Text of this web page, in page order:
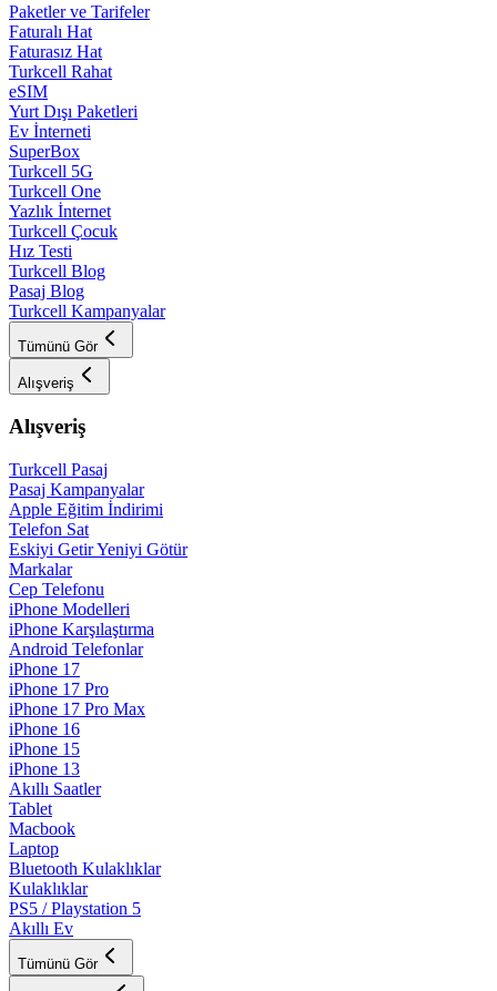
Paketler ve Tarifeler
Faturalı Hat
Faturasız Hat
Turkcell Rahat
eSIM
Yurt Dışı Paketleri
Ev İnterneti
SuperBox
Turkcell 5G
Turkcell One
Yazlık İnternet
Turkcell Çocuk
Hız Testi
Turkcell Blog
Pasaj Blog
Turkcell Kampanyalar
Tümünü Gör
Alışveriş
Alışveriş
Turkcell Pasaj
Pasaj Kampanyalar
Apple Eğitim İndirimi
Telefon Sat
Eskiyi Getir Yeniyi Götür
Markalar
Cep Telefonu
iPhone Modelleri
iPhone Karşılaştırma
Android Telefonlar
iPhone 17
iPhone 17 Pro
iPhone 17 Pro Max
iPhone 16
iPhone 15
iPhone 13
Akıllı Saatler
Tablet
Macbook
Laptop
Bluetooth Kulaklıklar
Kulaklıklar
PS5 / Playstation 5
Akıllı Ev
Tümünü Gör